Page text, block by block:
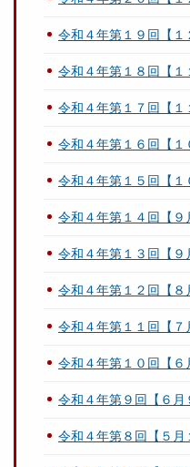
令和４年第１９回【１
令和４年第１８回【１
令和４年第１７回【１
令和４年第１６回【１
令和４年第１５回【１
令和４年第１４回【９
令和４年第１３回【９
令和４年第１２回【８
令和４年第１１回【７
令和４年第１０回【６
令和４年第９回【６月
令和４年第８回【５月